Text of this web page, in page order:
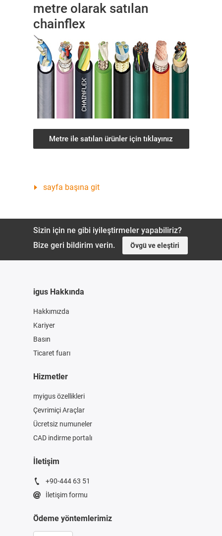
metre olarak satılan
chainflex
Metre ile satılan ürünler için tıklayınız
sayfa başına git
Sizin için ne gibi iyileştirmeler yapabiliriz?
Bize geri bildirim verin.
Övgü ve eleştiri
igus Hakkında
Hakkımızda
Kariyer
Basın
Ticaret fuarı
Hizmetler
myigus özellikleri
Çevrimiçi Araçlar
Ücretsiz numuneler
CAD indirme portalı
İletişim
+90-444 63 51
İletişim formu
Ödeme yöntemlerimiz